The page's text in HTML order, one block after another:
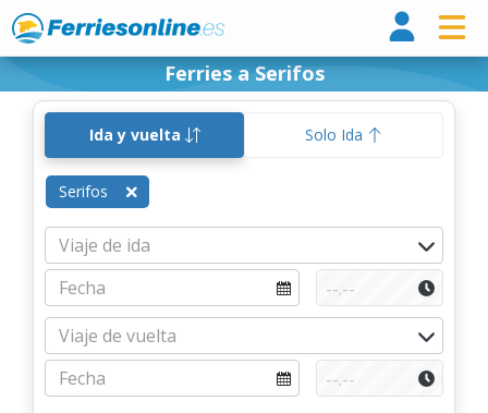
Ferries a Serifos
Ida y vuelta Solo Ida
Serifos